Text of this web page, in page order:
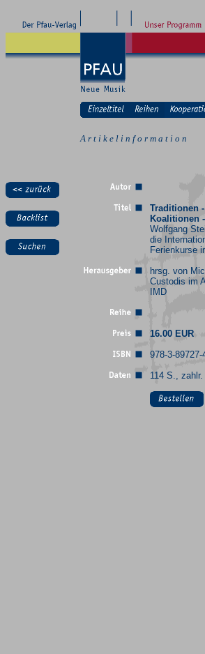
A r t i k e l i n f o r m a t i o n
Traditionen -
Koalitionen
Wolfgang
die
Ferienkurse
hrsg. von
Custodis im
IMD
16.00 EUR
978-3-89727-
114 S., zahlr.